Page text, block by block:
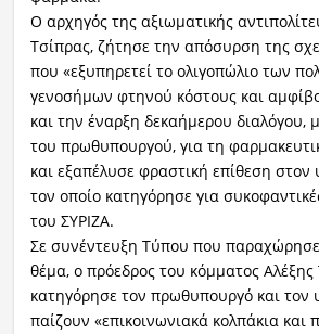
Ο αρχηγός της αξιωματικής
Τσίπρας, ζήτησε την απόσυρση της
που «εξυπηρετεί το ολιγοπώλιο των
γενοσήμων φτηνού κόστους και
και την έναρξη δεκαήμερου διαλόγου,
του πρωθυπουργού, για τη
και εξαπέλυσε φραστική επίθεση στον
τον οποίο κατηγόρησε για
του ΣΥΡΙΖΑ.
Σε συνέντευξη Τύπου που παραχώρησε
θέμα, ο πρόεδρος του κόμματος Αλέξης
κατηγόρησε τον πρωθυπουργό και τον
παίζουν «επικοινωνιακά κολπάκια και